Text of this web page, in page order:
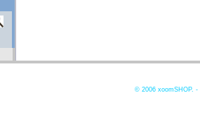
© 2006 xoomSHOP. -